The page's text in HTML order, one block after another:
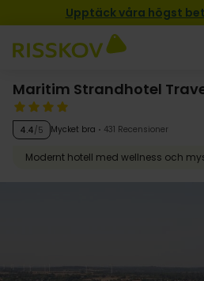
Upptäck våra högst
Maritim Strandhotel
4.4/5 Mycket bra 431 Recensioner
Modernt hotell med wellness och